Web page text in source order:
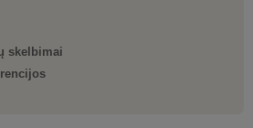
skelbimai